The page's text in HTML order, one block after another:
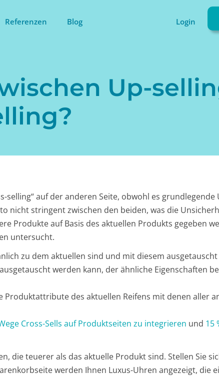
Referenzen Blog Login
Up-
selling“ auf der anderen Seite, obwohl es
nicht stringent zwischen den beiden, was die
Produkte auf Basis des aktuellen Produkts gegeben
untersucht.
zu dem aktuellen sind und mit diesem
werden kann, der ähnliche Eigenschaften
des aktuellen Reifens mit denen aller
Cross-Sells auf Produktseiten zu integrieren und 15
die teuerer als das aktuelle Produkt sind. Stellen Sie
werden Ihnen Luxus-Uhren angezeigt, die